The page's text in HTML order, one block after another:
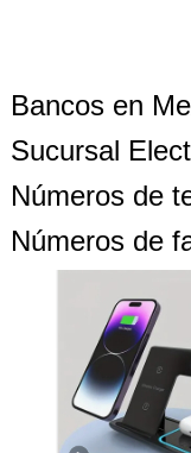
Bancos en
Sucursal
Números de
Números de